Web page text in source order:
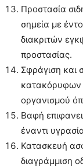
Προστασία
σημεία με
διακριτών
προστασίας.
Σφράγιση και
κατακόρυφων
οργανισμού
Βαφή
έναντι
Κατασκευή
διαγράμμιση